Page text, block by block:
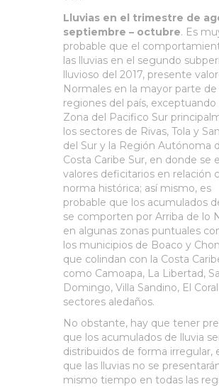
Lluvias en el trimestre de
septiembre – octubre. Es
probable que el
las lluvias en el segundo
lluvioso del 2017, presente
Normales en la mayor parte de
regiones del país, exceptuando
Zona del Pacifico Sur
los sectores de Rivas, Tola y
del Sur y la Región Autónoma
Costa Caribe Sur, en donde se
valores deficitarios en relación
norma histórica; así mismo, es
probable que los acumulados
se comporten por Arriba de lo
en algunas zonas puntuales
los municipios de Boaco y
que colindan con la Costa
como Camoapa, La Libertad,
Domingo, Villa Sandino, El
sectores aledaños.
No obstante, hay que tener
que los acumulados de lluvia
distribuidos de forma irregular,
que las lluvias no se
mismo tiempo en todas las